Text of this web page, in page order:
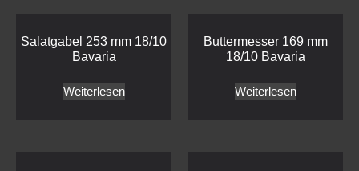
Salatgabel 253 mm 18/10
Bavaria
Weiterlesen
Buttermesser 169 mm
18/10 Bavaria
Weiterlesen